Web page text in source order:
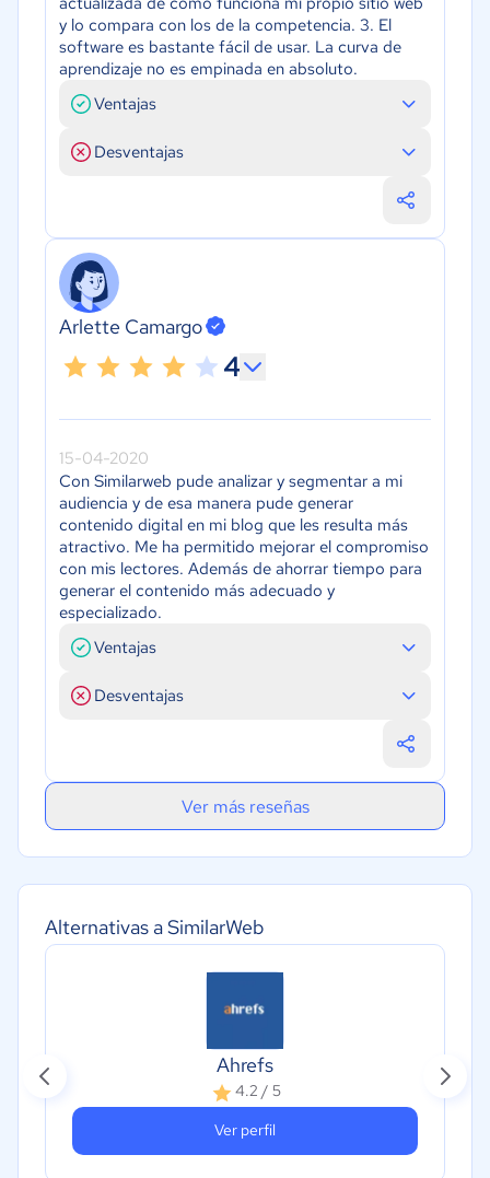
Alternativas a SimilarWeb
Ahrefs
4.2 / 5
Ver perfil
y lo compara con los de la competencia. 3. El
software es bastante fácil de usar. La curva de
aprendizaje no es empinada en absoluto.
Ventajas
Desventajas
Arlette Camargo
4
15-04-2020
Con Similarweb pude analizar y segmentar a mi
audiencia y de esa manera pude generar
contenido digital en mi blog que les resulta más
atractivo. Me ha permitido mejorar el compromiso
con mis lectores. Además de ahorrar tiempo para
generar el contenido más adecuado y
especializado.
Ventajas
Desventajas
Ver más reseñas